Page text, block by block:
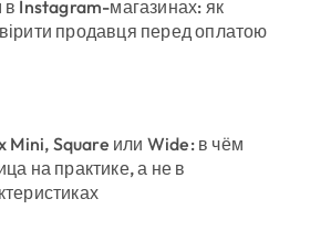
Instagram-магазинах: як
продавця перед оплатою
Mini, Square или Wide: в чём
на практике, а не в